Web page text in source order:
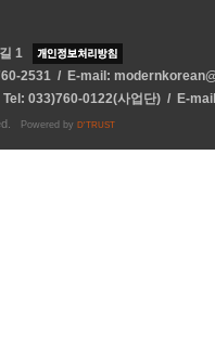
1
2531 / E-mail:
Tel: 033)760-0122(사업단) / E-
Powered by D'TRUST